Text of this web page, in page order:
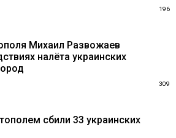
196
Михаил Развожаев
налёта украинских
309
сбили 33 украинских